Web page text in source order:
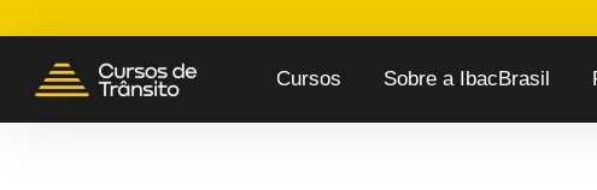
Cursos Sobre a IbacBrasil